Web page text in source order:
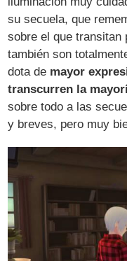
su secuela, que
sobre el que transitan
también son
dota de mayor
transcurren la
sobre todo a las
y breves, pero muy